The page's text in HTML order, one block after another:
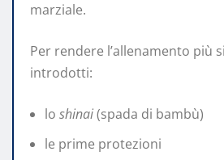
marziale.
Per rendere l’allenamento più
introdotti:
lo shinai(spada di bambù)
le prime protezioni